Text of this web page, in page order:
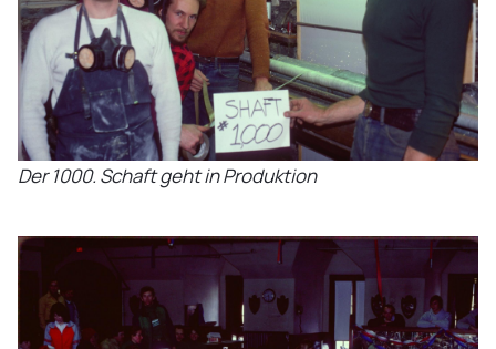
Der 1000. Schaft geht in Produktion